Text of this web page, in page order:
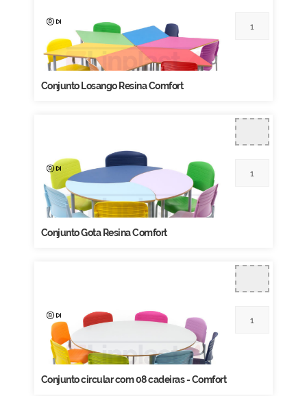
Conjunto Losango Resina Comfort
Conjunto Gota Resina Comfort
Conjunto circular com 08 cadeiras - Comfort